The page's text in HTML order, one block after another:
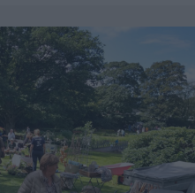
søge væk fra røgen,
og ventilation.